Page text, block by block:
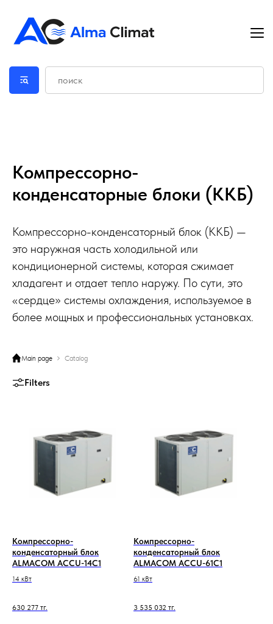
Компрессорно-
конденсаторные блоки (ККБ)
Компрессорно-конденсаторный блок (ККБ) —
это наружная часть холодильной или
кондиционерной системы, которая сжимает
хладагент и отдает тепло наружу. По сути, это
«сердце» системы охлаждения, используемое в
более мощных и профессиональных установках.
Main page Catalog
Filters
Компрессорно-
конденсаторный блок
ALMACOM ACCU-14C1
14 кВт
630 277 тг.
Компрессорно-
конденсаторный блок
ALMACOM ACCU-61C1
61 кВт
3 535 032 тг.